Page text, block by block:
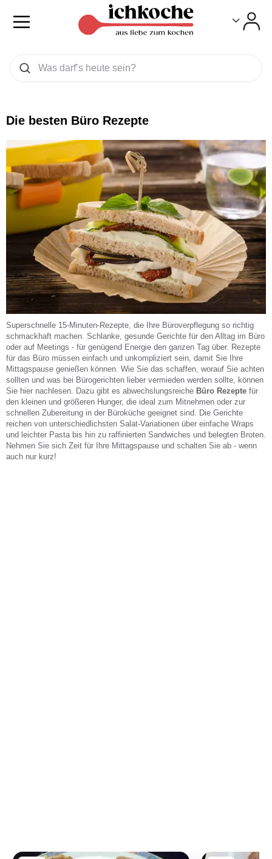
Was wollen Sie suchen
Suchen
Die besten Büro Rezepte
Superschnelle 15-Minuten-Rezepte, die Ihre Büroverpflegung so richtig
schmackhaft machen. Schlanke, gesunde Gerichte für den Alltag im Büro
oder auf Meetings - für genügend Energie den ganzen Tag über. Rezepte
für das Büro müssen einfach und unkompliziert sein, damit Sie Ihre
Mittagspause genießen können. Wie Sie das schaffen, worauf Sie achten
sollten und was bei Bürogerichten lieber vermieden werden sollte, können
Sie hier nachlesen. Dazu gibt es abwechslungsreiche Büro Rezepte für
den kleinen und größeren Hunger, die ideal zum Mitnehmen oder zur
schnellen Zubereitung in der Büroküche geeignet sind. Die Gerichte
reichen von unterschiedlichsten Salat-Variationen über einfache Wraps
und leichter Pasta bis hin zu raffinierten Sandwiches und belegten Broten.
Nehmen Sie sich Zeit für Ihre Mittagspause und schalten Sie ab - wenn
auch nur kurz!